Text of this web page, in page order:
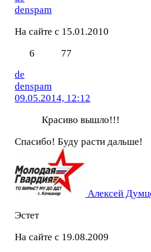
denspam
На сайте с 15.01.2010
6
77
de
denspam
09.05.2014, 12:12
Красиво вышло!!!
Спасибо! Буду расти дальше!
Алексей
Эстет
На сайте с 19.08.2009